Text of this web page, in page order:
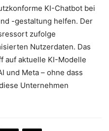
KI-Chatbot bei
-gestaltung helfen. Der
zufolge
Nutzerdaten. Das
auf aktuelle KI-Modelle
und Meta – ohne dass
Unternehmen